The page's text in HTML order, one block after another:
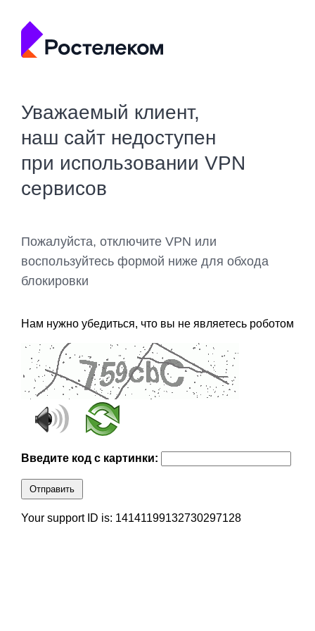
Уважаемый клиент,
наш сайт недоступен
при использовании VPN
сервисов
Пожалуйста, отключите VPN или
воспользуйтесь формой ниже для обхода
блокировки
Нам нужно убедиться, что вы не являетесь роботом
Введите код с картинки:
Отправить
Your support ID is: 14141199132730297128